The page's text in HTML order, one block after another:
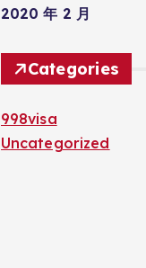
2020 年 2 月
Categories
998visa
Uncategorized